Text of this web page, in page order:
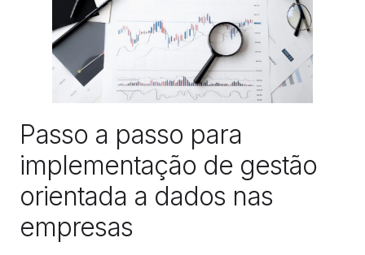
Passo a passo para
implementação de gestão
orientada a dados nas
empresas